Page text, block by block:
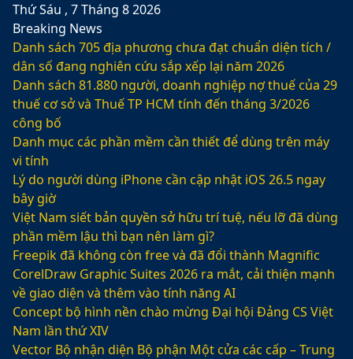
Thứ Sáu , 7 Tháng 8 2026
Breaking News
Danh sách 705 địa phương chưa đạt chuẩn diện tích /
dân số đang nghiên cứu sắp xếp lại năm 2026
Danh sách 81.880‬ người, doanh nghiệp nợ thuế của 29
thuế cơ sở và Thuế TP HCM tính đến tháng 3/2026
công bố
Danh mục các phần mềm cần thiết để dùng trên máy
vi tính
Lý do người dùng iPhone cần cập nhật iOS 26.5 ngay
bây giờ
Việt Nam siết bản quyền sở hữu trí tuệ, nếu lỡ đã dùng
phần mềm lậu thì bạn nên làm gì?
Freepik đã không còn free và đã đổi thành Magnific
CorelDraw Graphic Suites 2026 ra mắt, cải thiện mạnh
về giao diện và thêm vào tính năng AI
Concept bộ hình nền chào mừng Đại hội Đảng CS Việt
Nam lần thứ XIV
Vector Bộ nhận diện Bộ phận Một cửa các cấp – Trung